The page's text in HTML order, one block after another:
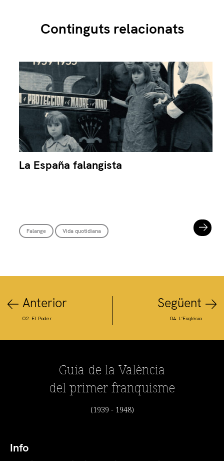
Continguts relacionats
La España falangista
Falange Vida quotidiana
Anterior
02. El Poder
Següent
04. L’Església
Guia de la València
del primer franquisme
(1939 - 1948)
Info